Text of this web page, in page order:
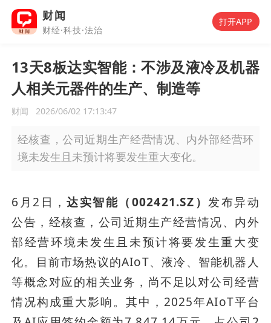
财闻
财经·科技·法治
打开APP
13天8板达实智能：不涉及液冷及机器
人相关元器件的生产、制造等
财闻 2026/06/02 17:13:47
经核查，公司近期生产经营情况、内外部经营环
境未发生且未预计将要发生重大变化。
6月2日，达实智能（002421.SZ）发布异动
公告，经核查，公司近期生产经营情况、内外
部经营环境未发生且未预计将要发生重大变
化。目前市场热议的AIoT、液冷、智能机器人
等概念对应的相关业务，尚不足以对公司经营
情况构成重大影响。其中，2025年AIoT平台